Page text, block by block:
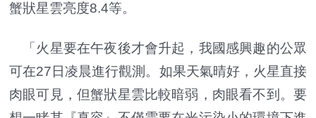
蟹狀星雲亮度8.4等。
「火星要在午夜後才會升起，我國感興趣的公眾
可在27日凌晨進行觀測。如果天氣晴好，火星直接
肉眼可見，但蟹狀星雲比較暗弱，肉眼看不到。要